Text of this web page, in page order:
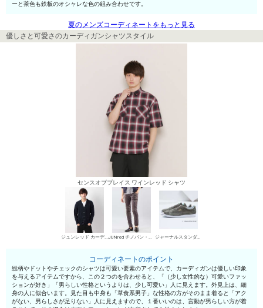
ーと茶色も鉄板のオシャレな色の組み合わせです。
夏のメンズコーディネートをもっと見る
優しさと可愛さのカーディガンシャツスタイル
センスオブプレイス ワインレッド シャツ
ジュンレッド カーディガン JUNred チノパン・綿パン ジャーナルスタンダード ローカットスニーカー
コーディネートのポイント
総柄やドットやチェックのシャツは可愛い要素のアイテムで、カーディガンは優しい印象
を与えるアイテムですから、この２つのを合わせると、「（少し女性的な）可愛いファッ
ションが好き」「男らしい性格というよりは、少し可愛い」人に見えます。外見上は、細
身の人に似合います。見た目も中身も「草食系男子」な性格の方がそのまま着ると「アク
がない、男らしさが足りない」人に見えますので、１番いいのは、言動が男らしい方が着